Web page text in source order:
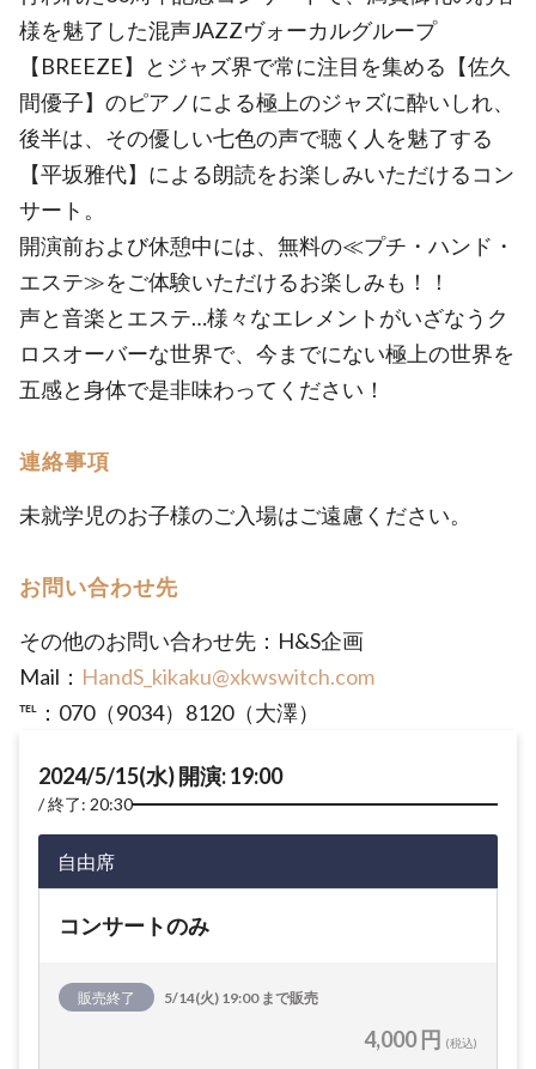
様を魅了した混声JAZZヴォーカルグループ
【BREEZE】とジャズ界で常に注目を集める【佐久
間優子】のピアノによる極上のジャズに酔いしれ、
後半は、その優しい七色の声で聴く人を魅了する
【平坂雅代】による朗読をお楽しみいただけるコン
サート。
開演前および休憩中には、無料の≪プチ・ハンド・
エステ≫をご体験いただけるお楽しみも！！
声と音楽とエステ…様々なエレメントがいざなうク
ロスオーバーな世界で、今までにない極上の世界を
五感と身体で是非味わってください！
連絡事項
未就学児のお子様のご入場はご遠慮ください。
お問い合わせ先
その他のお問い合わせ先：H&S企画
Mail： HandS_kikaku@xkwswitch.com
℡：070（9034）8120（大澤）
2024/5/15(水) 開演: 19:00
終了: 20:30
自由席
コンサートのみ
販売終了 5/14(火) 19:00 まで販売
4,000 円 (税込)